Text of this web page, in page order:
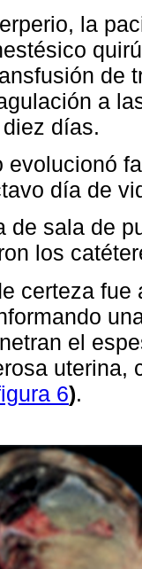
la
de
a
días.
evolucionó
día de
de sala de
los
certeza
el
uterina,
6).